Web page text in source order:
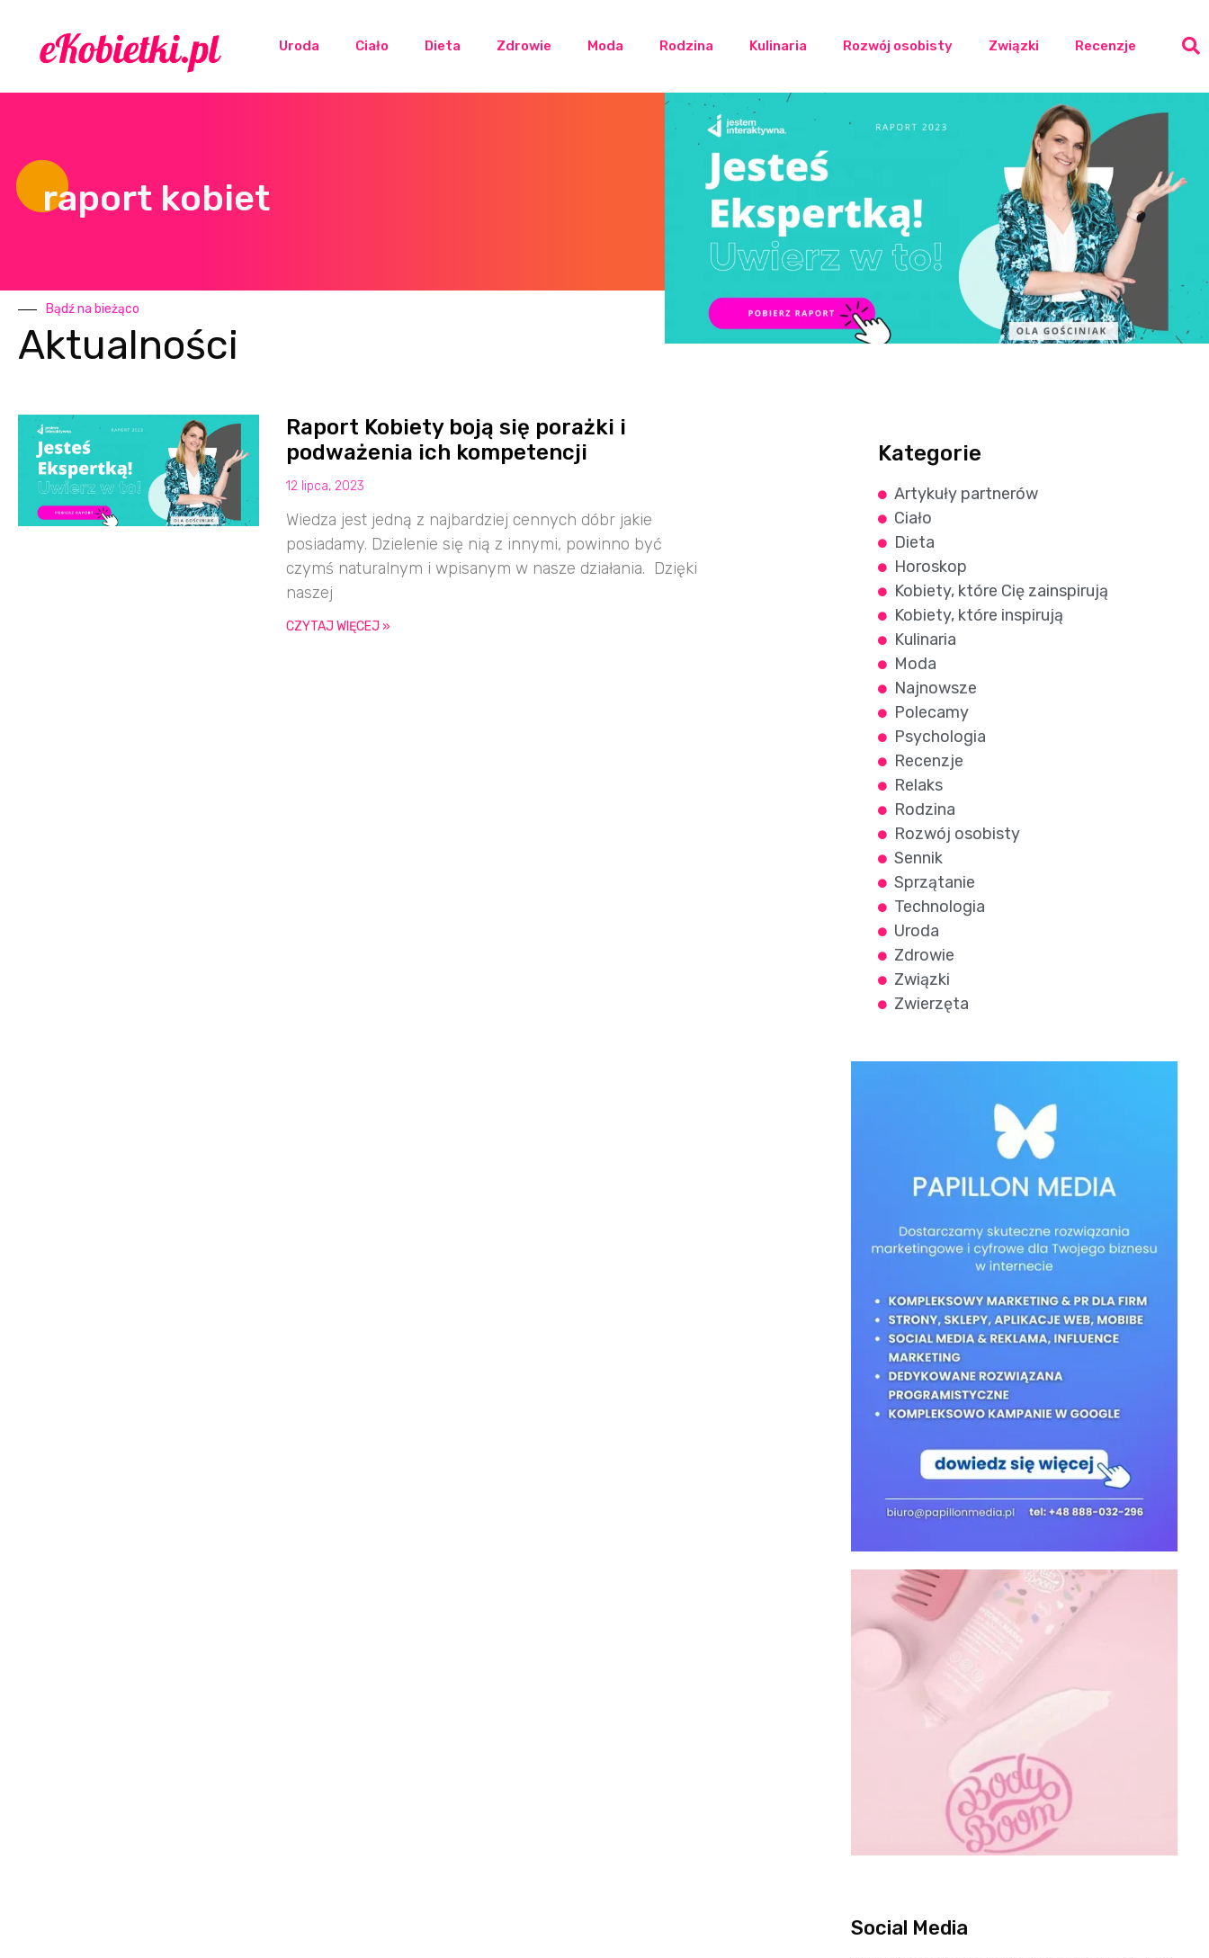
Uroda Ciało Dieta Zdrowie Moda Rodzina Kulinaria Rozwój osobisty Związki Recenzje
raport kobiet
Bądź na bieżąco
Aktualności
Raport Kobiety boją się porażki i
podważenia ich kompetencji
12 lipca, 2023
Wiedza jest jedną z najbardziej cennych dóbr jakie
posiadamy. Dzielenie się nią z innymi, powinno być
czymś naturalnym i wpisanym w nasze działania. Dzięki
naszej
CZYTAJ WIĘCEJ »
Kategorie
Artykuły partnerów
Ciało
Dieta
Horoskop
Kobiety, które Cię zainspirują
Kobiety, które inspirują
Kulinaria
Moda
Najnowsze
Polecamy
Psychologia
Recenzje
Relaks
Rodzina
Rozwój osobisty
Sennik
Sprzątanie
Technologia
Uroda
Zdrowie
Związki
Zwierzęta
Social Media